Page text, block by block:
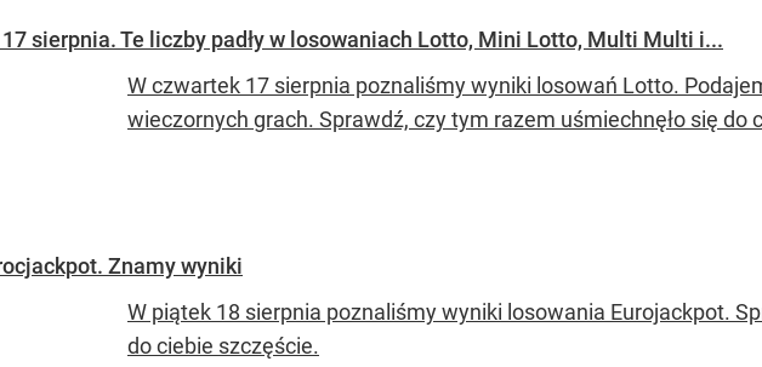
sierpnia. Te liczby padły w losowaniach Lotto, Mini Lotto, Multi Multi i...
W czwartek 17 sierpnia poznaliśmy wyniki losowań Lotto.
wieczornych grach. Sprawdź, czy tym razem uśmiechnęło się do
Znamy wyniki
W piątek 18 sierpnia poznaliśmy wyniki losowania Eurojackpot.
do ciebie szczęście.